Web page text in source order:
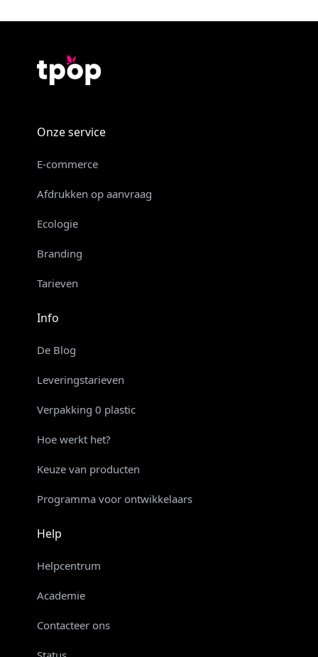
Onze service
E-commerce
Afdrukken op aanvraag
Ecologie
Branding
Tarieven
Info
De Blog
Leveringstarieven
Verpakking 0 plastic
Hoe werkt het?
Keuze van producten
Programma voor ontwikkelaars
Help
Helpcentrum
Academie
Contacteer ons